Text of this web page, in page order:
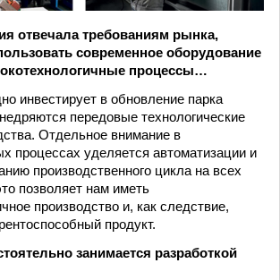
отвечала требованиям рынка,
современное оборудование
процессы…
инвестирует в обновление парка
передовые технологические
Отдельное внимание в
процессах уделяется автоматизации и
производственного цикла на всех
позволяет нам иметь
производство и, как следствие,
продукт.
занимается разработкой